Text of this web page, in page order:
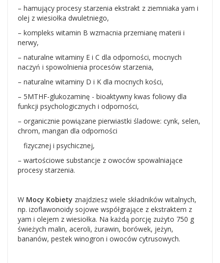
– hamujący procesy starzenia ekstrakt z ziemniaka yam i
olej z wiesiołka dwuletniego,
– kompleks witamin B wzmacnia przemianę materii i
nerwy,
– naturalne witaminy E i C dla odporności, mocnych
naczyń i spowolnienia procesów starzenia,
– naturalne witaminy D i K dla mocnych kości,
– 5MTHF-glukozaminę - bioaktywny kwas foliowy dla
funkcji psychologicznych i odporności,
– organicznie powiązane pierwiastki śladowe: cynk, selen,
chrom, mangan dla odporności
fizycznej i psychicznej,
– wartościowe substancje z owoców spowalniające
procesy starzenia.
W Mocy Kobiety znajdziesz wiele składników witalnych,
np. izoflawonoidy sojowe współgrające z ekstraktem z
yam i olejem z wiesiołka. Na każdą porcję zużyto 750 g
świeżych malin, aceroli, żurawin, borówek, jeżyn,
bananów, pestek winogron i owoców cytrusowych.